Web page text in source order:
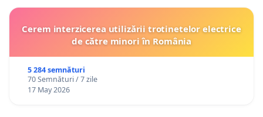
Cerem interzicerea utilizării trotinetelor electrice
de către minori în România
5 284 semnături
70 Semnături / 7 zile
17 May 2026